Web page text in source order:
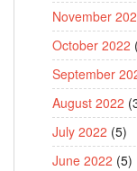
November
October 2022
September
August 2022
July 2022 (5)
June 2022 (5)